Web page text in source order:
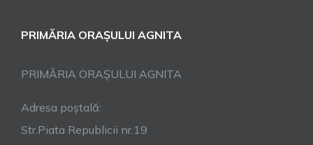
PRIMĂRIA ORAȘULUI AGNITA
PRIMĂRIA ORAȘULUI AGNITA
Adresa poștală:
Str.Piata Republicii nr.19